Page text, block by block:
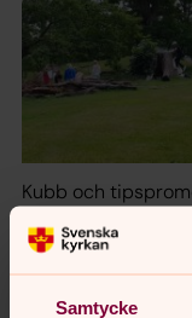
Samtycke
Kubb och
Klockarängsparken.